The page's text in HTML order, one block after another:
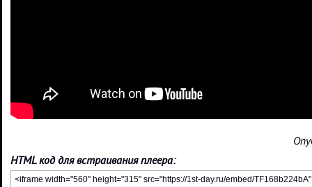
HTML код для встраивания плеера: